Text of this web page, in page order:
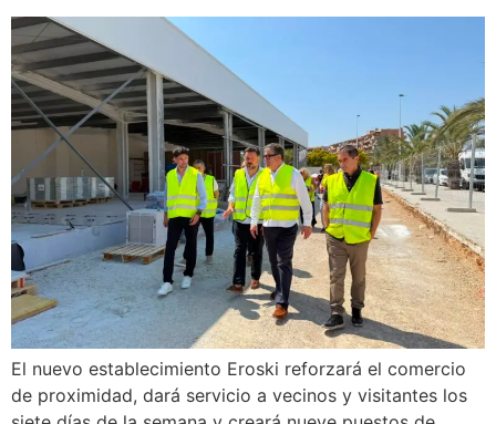
El nuevo establecimiento Eroski reforzará el comercio
de proximidad, dará servicio a vecinos y visitantes los